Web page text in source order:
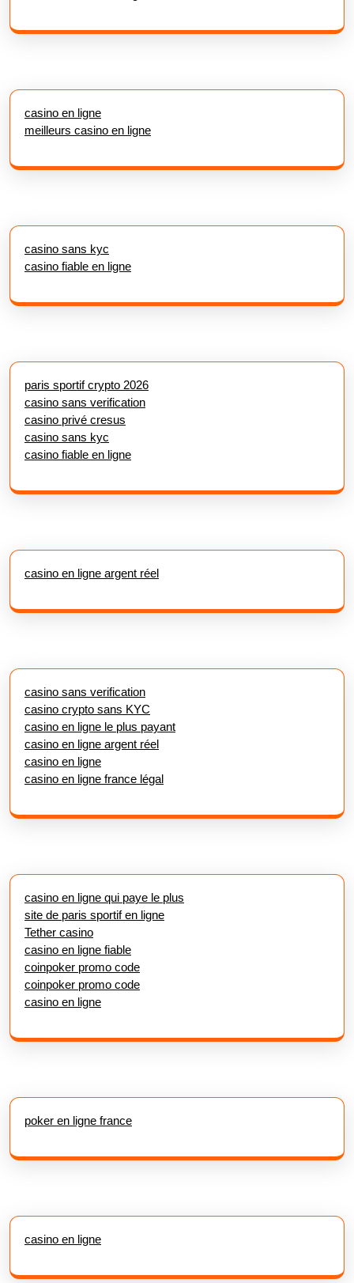
casino en ligne
meilleurs casino en ligne
casino sans kyc
casino fiable en ligne
paris sportif crypto 2026
casino sans verification
casino privé cresus
casino sans kyc
casino fiable en ligne
casino en ligne argent réel
casino sans verification
casino crypto sans KYC
casino en ligne le plus payant
casino en ligne argent réel
casino en ligne
casino en ligne france légal
casino en ligne qui paye le plus
site de paris sportif en ligne
Tether casino
casino en ligne fiable
coinpoker promo code
coinpoker promo code
casino en ligne
poker en ligne france
casino en ligne